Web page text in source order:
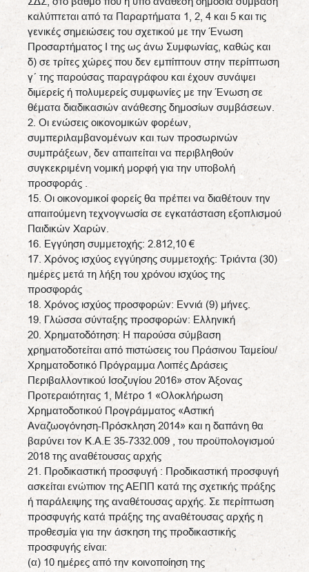
καλύπτεται από τα Παραρτήματα 1, 2, 4 και 5 και τις
γενικές σημειώσεις του σχετικού με την Ένωση
Προσαρτήματος I της ως άνω Συμφωνίας, καθώς και
δ) σε τρίτες χώρες που δεν εμπίπτουν στην περίπτωση
γ΄ της παρούσας παραγράφου και έχουν συνάψει
διμερείς ή πολυμερείς συμφωνίες με την Ένωση σε
θέματα διαδικασιών ανάθεσης δημοσίων συμβάσεων.
2. Οι ενώσεις οικονομικών φορέων,
συμπεριλαμβανομένων και των προσωρινών
συμπράξεων, δεν απαιτείται να περιβληθούν
συγκεκριμένη νομική μορφή για την υποβολή
προσφοράς .
15. Οι οικονομικοί φορείς θα πρέπει να διαθέτουν την
απαιτούμενη τεχνογνωσία σε εγκατάσταση εξοπλισμού
Παιδικών Χαρών.
16. Εγγύηση συμμετοχής: 2.812,10 €
17. Χρόνος ισχύος εγγύησης συμμετοχής: Tριάντα (30)
ημέρες μετά τη λήξη του χρόνου ισχύος της
προσφοράς
18. Χρόνος ισχύος προσφορών: Εννιά (9) μήνες.
19. Γλώσσα σύνταξης προσφορών: Ελληνική
20. Χρηματοδότηση: Η παρούσα σύμβαση
χρηματοδοτείται από πιστώσεις του Πράσινου Ταμείου/
Χρηματοδοτικό Πρόγραμμα Λοιπές Δράσεις
Περιβαλλοντικού Ισοζυγίου 2016» στον Άξονας
Προτεραιότητας 1, Μέτρο 1 «Ολοκλήρωση
Χρηματοδοτικού Προγράμματος «Αστική
Αναζωογόνηση-Πρόσκληση 2014» και η δαπάνη θα
βαρύνει τον Κ.Α.Ε 35-7332.009 , του προϋπολογισμού
2018 της αναθέτουσας αρχής
21. Προδικαστική προσφυγή : Προδικαστική προσφυγή
ασκείται ενώπιον της ΑΕΠΠ κατά της σχετικής πράξης
ή παράλειψης της αναθέτουσας αρχής. Σε περίπτωση
προσφυγής κατά πράξης της αναθέτουσας αρχής η
προθεσμία για την άσκηση της προδικαστικής
προσφυγής είναι:
(α) 10 ημέρες από την κοινοποίηση της